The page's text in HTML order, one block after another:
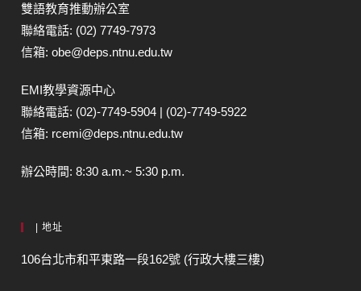
雙語教育推動辦公室
聯絡電話: (02) 7749-7973
信箱: obe@deps.ntnu.edu.tw
EMI教學資源中心
聯絡電話: (02)-7749-5904 | (02)-7749-5922
信箱: rcemi@deps.ntnu.edu.tw
辦公時間: 8:30 a.m.~ 5:30 p.m.
| 地址
106台北市和平東路一段162號 (行政大樓三樓)